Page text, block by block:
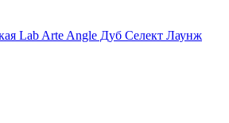
Lab Arte Angle Дуб Селект Лаунж